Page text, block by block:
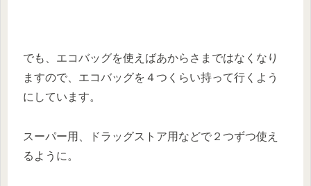
でも、エコバッグを使えばあからさまではなくなり
ますので、エコバッグを４つくらい持って行くよう
にしています。
スーパー用、ドラッグストア用などで２つずつ使え
るように。